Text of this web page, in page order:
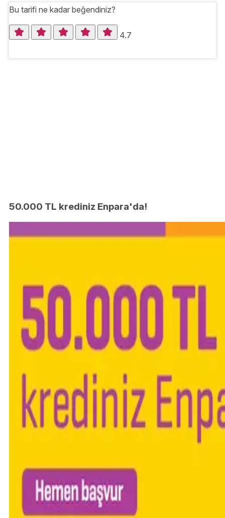
Bu tarifi ne kadar beğendiniz?
4.7
50.000 TL krediniz Enpara'da!